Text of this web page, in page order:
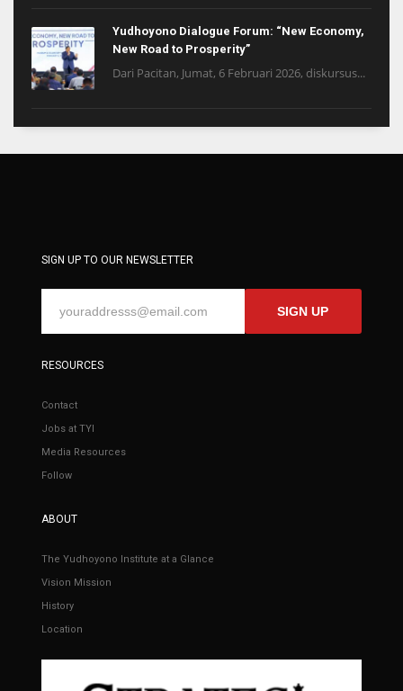
Yudhoyono Dialogue Forum: “New Economy,
New Road to Prosperity”
Dari Pacitan, Jumat, 6 Februari 2026, diskursus...
SIGN UP TO OUR NEWSLETTER
SIGN UP
RESOURCES
Contact
Jobs at TYI
Media Resources
Follow
ABOUT
The Yudhoyono Institute at a Glance
Vision Mission
History
Location